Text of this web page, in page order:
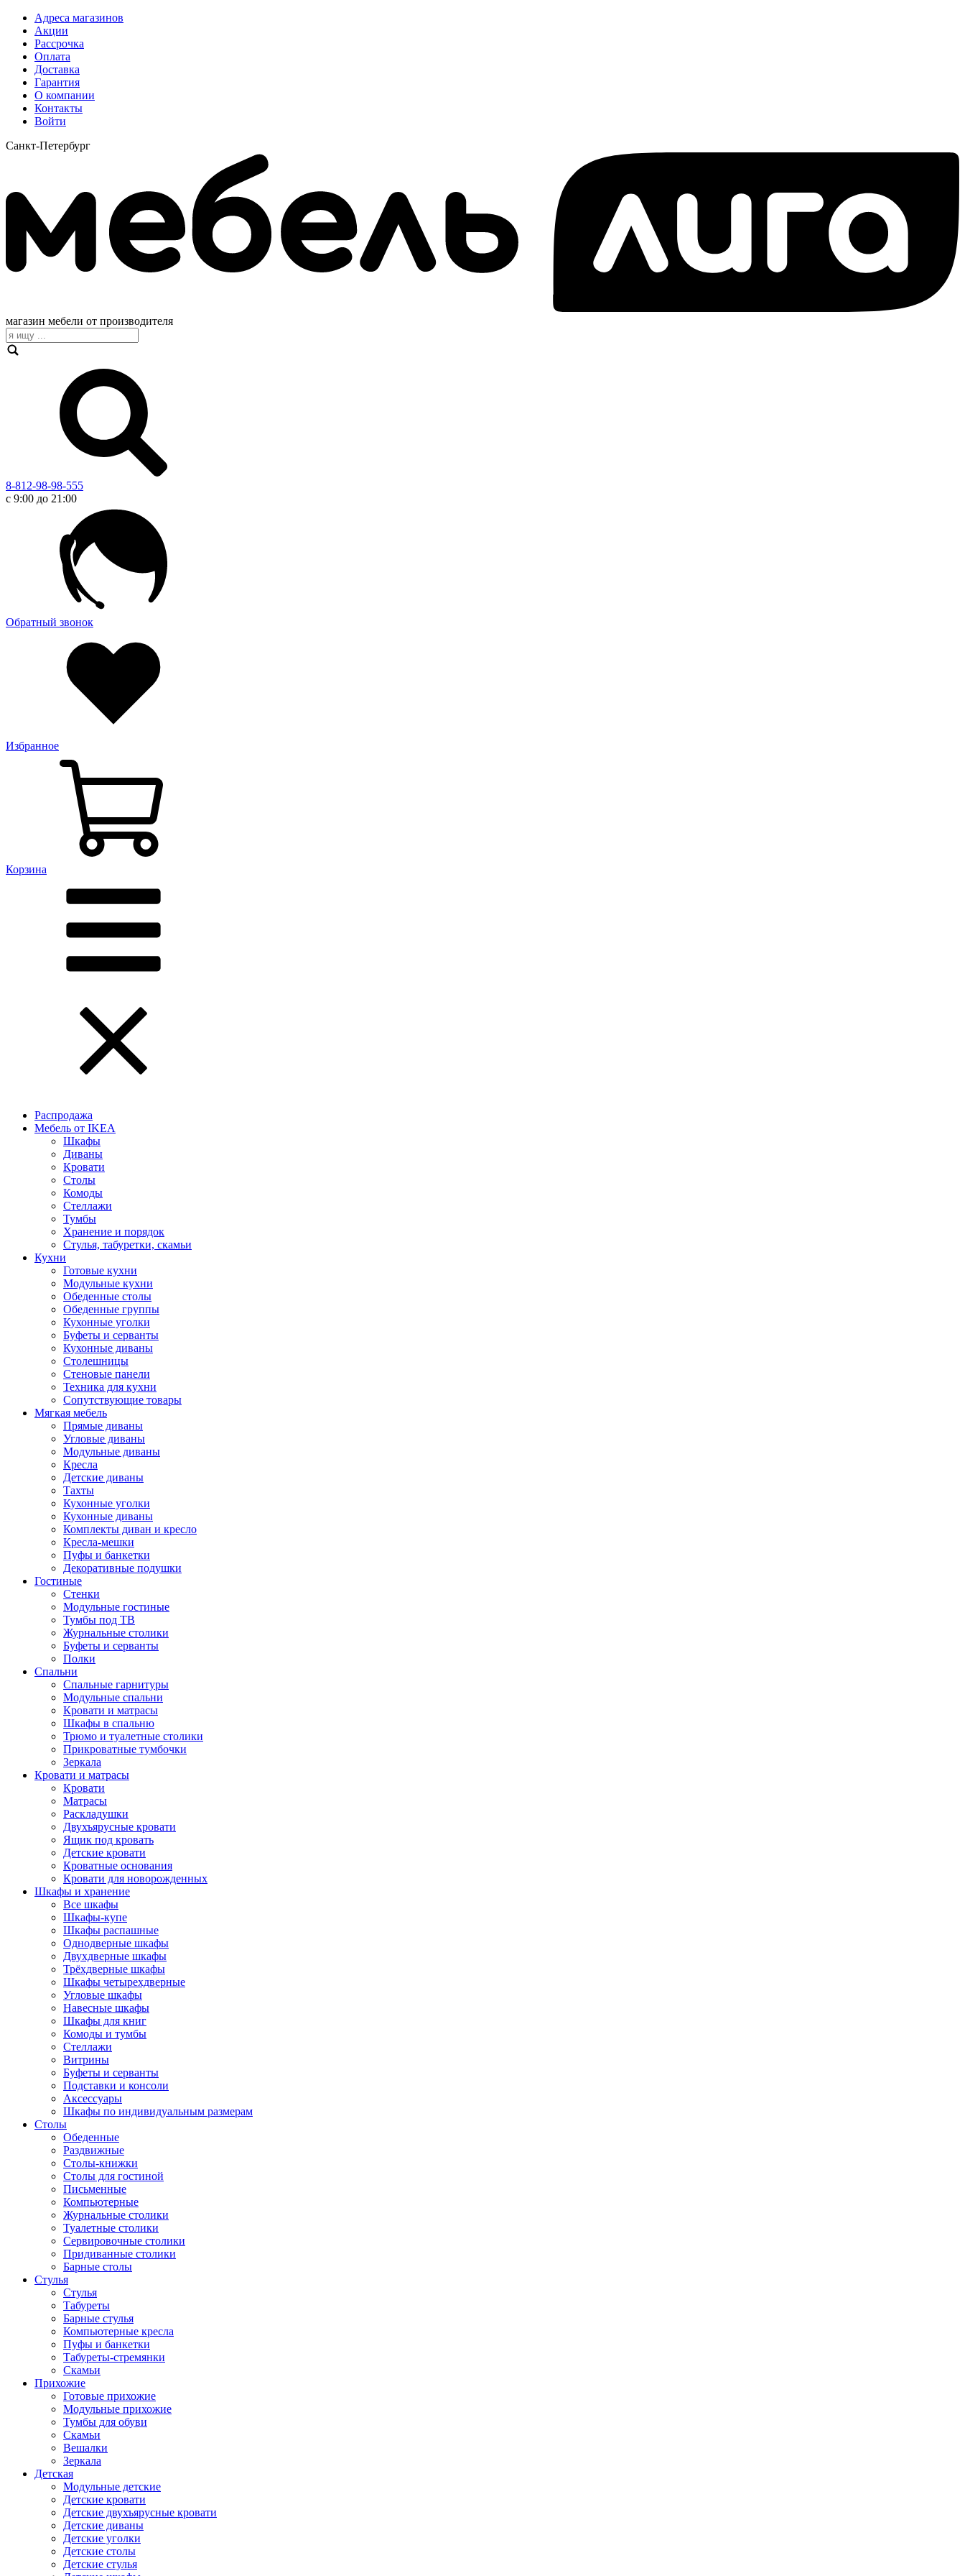
Адреса магазинов
Акции
Рассрочка
Оплата
Доставка
Гарантия
О компании
Контакты
Войти
Санкт-Петербург
магазин мебели от производителя
8-812-98-98-555
с 9:00 до 21:00
Обратный звонок
Избранное
Корзина
Распродажа
Мебель от IKEA
Шкафы
Диваны
Кровати
Столы
Комоды
Стеллажи
Тумбы
Хранение и порядок
Стулья, табуретки, скамьи
Кухни
Готовые кухни
Модульные кухни
Обеденные столы
Обеденные группы
Кухонные уголки
Буфеты и серванты
Кухонные диваны
Столешницы
Стеновые панели
Техника для кухни
Сопутствующие товары
Мягкая мебель
Прямые диваны
Угловые диваны
Модульные диваны
Кресла
Детские диваны
Тахты
Кухонные уголки
Кухонные диваны
Комплекты диван и кресло
Кресла-мешки
Пуфы и банкетки
Декоративные подушки
Гостиные
Стенки
Модульные гостиные
Тумбы под ТВ
Журнальные столики
Буфеты и серванты
Полки
Спальни
Спальные гарнитуры
Модульные спальни
Кровати и матрасы
Шкафы в спальню
Трюмо и туалетные столики
Прикроватные тумбочки
Зеркала
Кровати и матрасы
Кровати
Матрасы
Раскладушки
Двухъярусные кровати
Ящик под кровать
Детские кровати
Кроватные основания
Кровати для новорожденных
Шкафы и хранение
Все шкафы
Шкафы-купе
Шкафы распашные
Однодверные шкафы
Двухдверные шкафы
Трёхдверные шкафы
Шкафы четырехдверные
Угловые шкафы
Навесные шкафы
Шкафы для книг
Комоды и тумбы
Стеллажи
Витрины
Буфеты и серванты
Подставки и консоли
Аксессуары
Шкафы по индивидуальным размерам
Столы
Обеденные
Раздвижные
Столы-книжки
Столы для гостиной
Письменные
Компьютерные
Журнальные столики
Туалетные столики
Сервировочные столики
Придиванные столики
Барные столы
Стулья
Стулья
Табуреты
Барные стулья
Компьютерные кресла
Пуфы и банкетки
Табуреты-стремянки
Скамьи
Прихожие
Готовые прихожие
Модульные прихожие
Тумбы для обуви
Скамьи
Вешалки
Зеркала
Детская
Модульные детские
Детские кровати
Детские двухъярусные кровати
Детские диваны
Детские уголки
Детские столы
Детские стулья